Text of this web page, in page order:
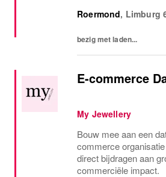
collega's. Samen
Roermond, Limburg
bezig met laden...
E-commerce
My Jewellery
Bouw mee aan een
commerce
direct bijdragen aan
commerciële impact.